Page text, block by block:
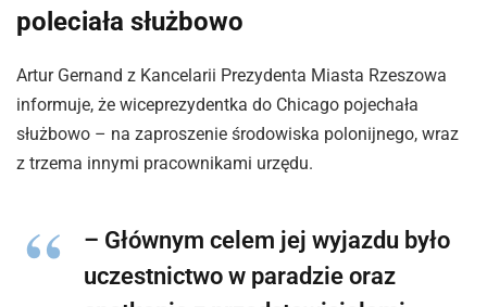
poleciała służbowo
Artur Gernand z Kancelarii Prezydenta Miasta Rzeszowa
informuje, że wiceprezydentka do Chicago pojechała
służbowo – na zaproszenie środowiska polonijnego, wraz
z trzema innymi pracownikami urzędu.
– Głównym celem jej wyjazdu było
uczestnictwo w paradzie oraz